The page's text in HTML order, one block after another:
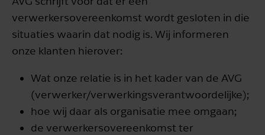
verwerkersovereenkomst wordt gesloten in die
situaties waarin dat nodig is. Wij informeren
onze klanten hierover:
Wat onze relatie is in het kader van de AVG
(verwerker/verwerkingsverantwoordelijke);
hoe wij daar als organisatie mee omgaan;
de verwerkersovereenkomst ter